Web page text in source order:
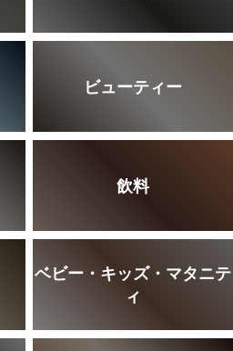
ビューティー
飲料
ベビー・キッズ・マタニテ
ィ